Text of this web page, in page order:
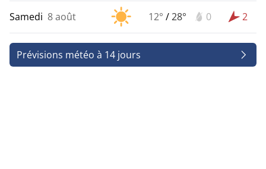
Samedi 8 août 12° /28° 0 2
Prévisions météo à 14 jours